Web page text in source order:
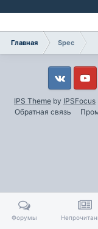
Главная Spec
IPS Theme by IPSFocus
Обратная связь
VkontakteYouTube
Форумы